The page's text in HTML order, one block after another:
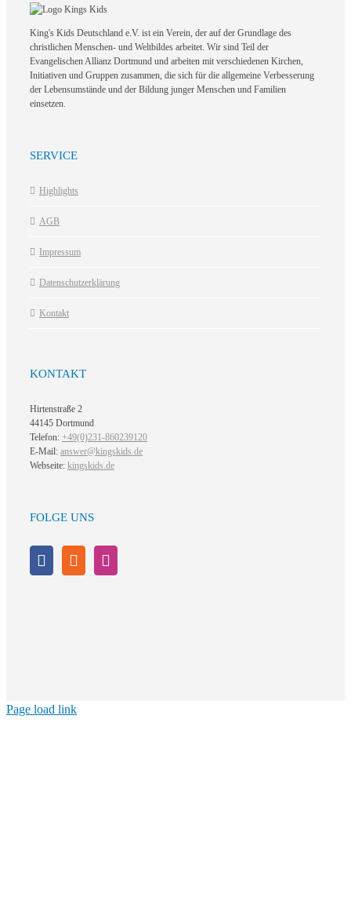
King's Kids Deutschland e.V. ist ein Verein, der auf der Grundlage des
christlichen Menschen- und Weltbildes arbeitet. Wir sind Teil der
Evangelischen Allianz Dortmund und arbeiten mit verschiedenen Kirchen,
Initiativen und Gruppen zusammen, die sich für die allgemeine Verbesserung
der Lebensumstände und der Bildung junger Menschen und Familien
einsetzen.
SERVICE
Highlights
AGB
Impressum
Datenschutzerklärung
Kontakt
KONTAKT
Hirtenstraße 2
44145 Dortmund
Telefon: +49(0)231-860239120
E-Mail: answer@kingskids.de
Webseite: kingskids.de
FOLGE UNS
Page load link